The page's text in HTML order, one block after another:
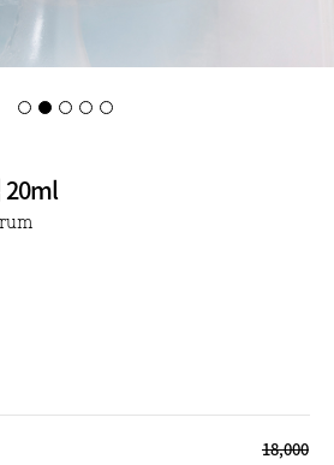
20ml
18,000